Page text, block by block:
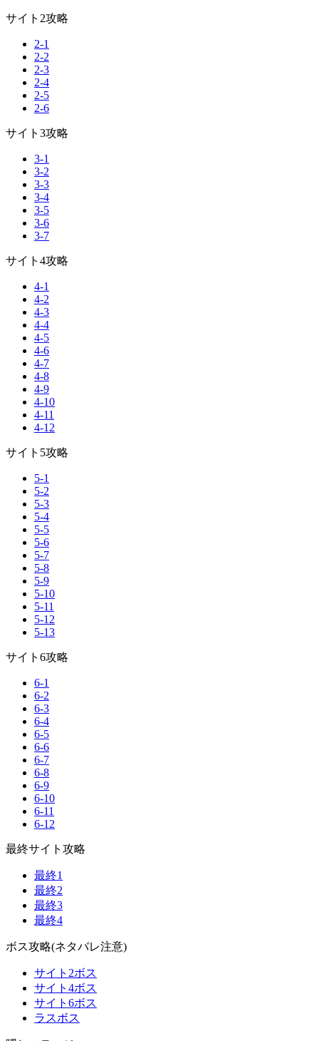
サイト2攻略
2-1
2-2
2-3
2-4
2-5
2-6
サイト3攻略
3-1
3-2
3-3
3-4
3-5
3-6
3-7
サイト4攻略
4-1
4-2
4-3
4-4
4-5
4-6
4-7
4-8
4-9
4-10
4-11
4-12
サイト5攻略
5-1
5-2
5-3
5-4
5-5
5-6
5-7
5-8
5-9
5-10
5-11
5-12
5-13
サイト6攻略
6-1
6-2
6-3
6-4
6-5
6-6
6-7
6-8
6-9
6-10
6-11
6-12
最終サイト攻略
最終1
最終2
最終3
最終4
ボス攻略(ネタバレ注意)
サイト2ボス
サイト4ボス
サイト6ボス
ラスボス